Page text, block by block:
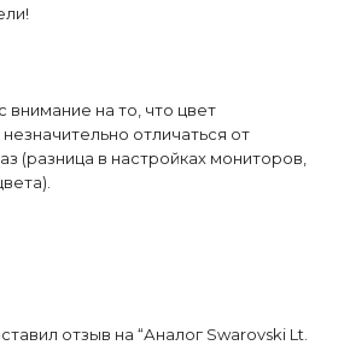
внимание на то, что цвет
отличаться от
(разница в настройках мониторов,
отзыв на “Аналог Swarovski Lt.